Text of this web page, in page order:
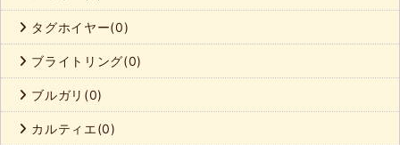
タグホイヤー(0)
ブライトリング(0)
ブルガリ(0)
カルティエ(0)